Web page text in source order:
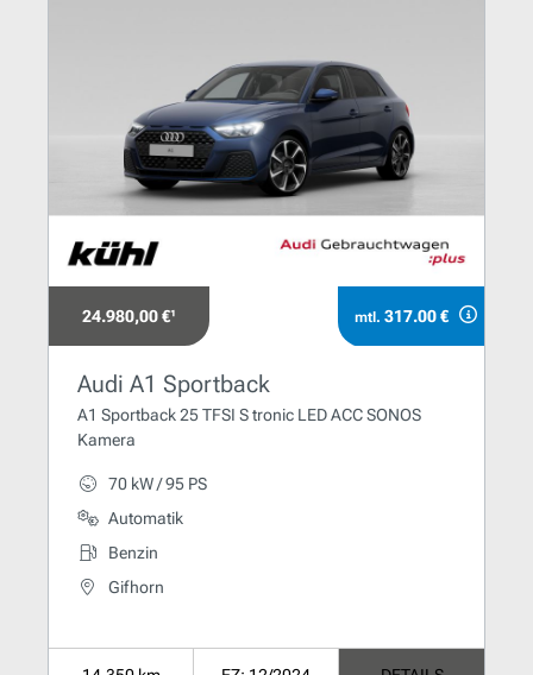
24.980,00 €¹ mtl. 317.00 €
Audi A1 Sportback
A1 Sportback 25 TFSI S tronic LED ACC SONOS
Kamera
70 kW / 95 PS
Automatik
Benzin
Gifhorn